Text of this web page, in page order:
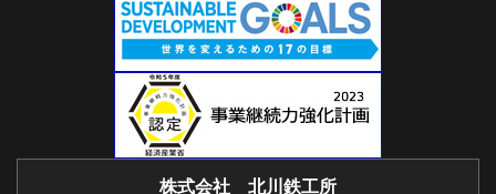
株式会社 北川鉄工所